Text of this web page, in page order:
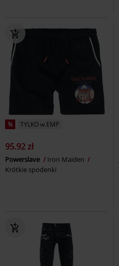
% TYLKO w EMP
95.92 zł
Powerslave
Iron Maiden
Krótkie spodenki